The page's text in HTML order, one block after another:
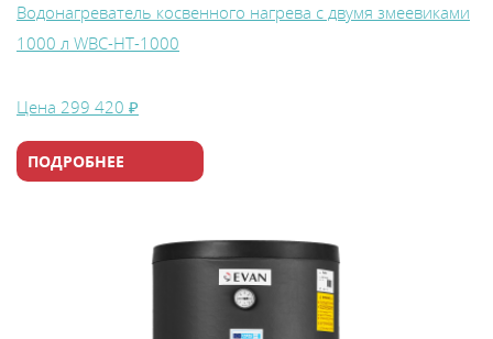
Водонагреватель косвенного нагрева с двумя змеевиками
1000 л WBС-HT-1000
Цена 299 420 ₽
ПОДРОБНЕЕ